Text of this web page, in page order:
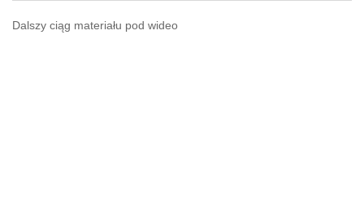
Dalszy ciąg materiału pod wideo